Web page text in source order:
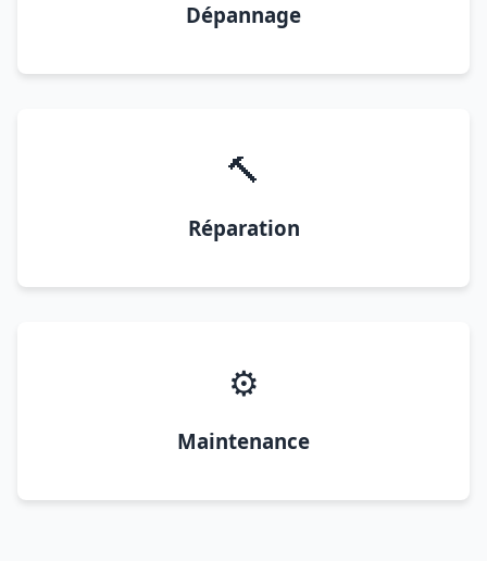
Dépannage
🔨
Réparation
⚙️
Maintenance